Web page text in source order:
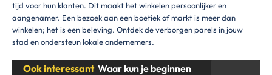
tijd voor hun klanten. Dit maakt het winkelen persoonlijker en
aangenamer. Een bezoek aan een boetiek of markt is meer dan
winkelen; het is een beleving. Ontdek de verborgen parels in jouw
stad en ondersteun lokale ondernemers.
Ook interessant Waar kun je beginnen